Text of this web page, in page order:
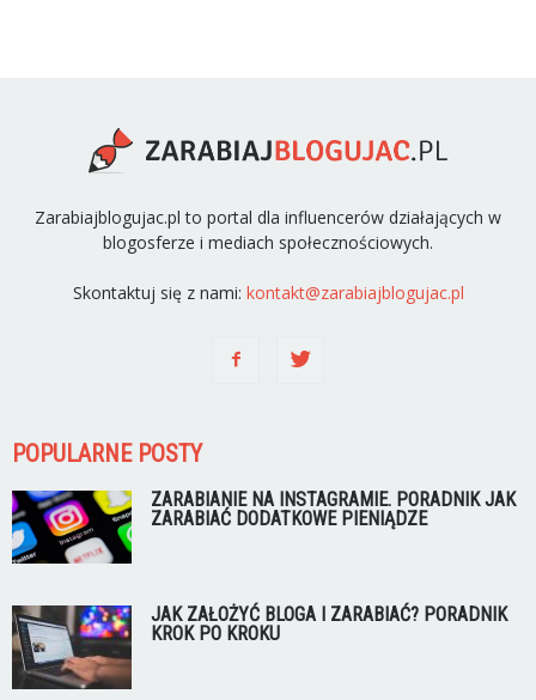
Zarabiajblogujac.pl to portal dla influencerów działających w
blogosferze i mediach społecznościowych.
Skontaktuj się z nami: kontakt@zarabiajblogujac.pl
POPULARNE POSTY
ZARABIANIE NA INSTAGRAMIE. PORADNIK JAK
ZARABIAĆ DODATKOWE PIENIĄDZE
JAK ZAŁOŻYĆ BLOGA I ZARABIAĆ? PORADNIK
KROK PO KROKU